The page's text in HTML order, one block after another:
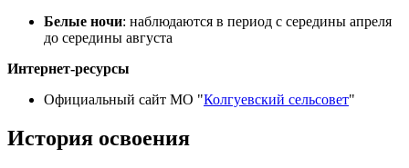
Белые ночи: наблюдаются в период с середины апреля
до середины августа
Интернет-ресурсы
Официальный сайт МО "Колгуевский сельсовет"
История освоения